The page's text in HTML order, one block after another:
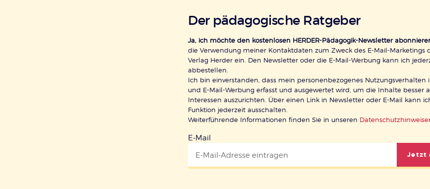
Der pädagogische Ratgeber
Ja, ich möchte den kostenlosen HERDER-Pädagogik-Newsletter
die Verwendung meiner Kontaktdaten zum Zweck des E-Mail-Marketings
Verlag Herder ein. Den Newsletter oder die E-Mail-Werbung kann ich
abbestellen.
Ich bin einverstanden, dass mein personenbezogenes Nutzungsverhalten
und E-Mail-Werbung erfasst und ausgewertet wird, um die Inhalte besser
Interessen auszurichten. Über einen Link in Newsletter oder E-Mail kann
Funktion jederzeit ausschalten.
Weiterführende Informationen finden Sie in unseren
E-Mail
Jetzt